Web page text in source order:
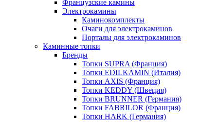
Французские камины
Электрокамины
Каминокомплекты
Очаги для электрокаминов
Порталы для электрокаминов
Каминные топки
Бренды
Топки SUPRA (Франция)
Топки EDILKAMIN (Италия)
Топки AXIS (Франция)
Топки KEDDY (Швеция)
Топки BRUNNER (Германия)
Топки FABRILOR (Франция)
Топки HARK (Германия)